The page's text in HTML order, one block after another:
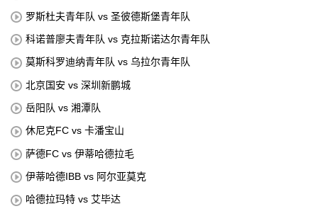
罗斯杜夫青年队 vs 圣彼德斯堡青年队
科诺普廖夫青年队 vs 克拉斯诺达尔青年队
莫斯科罗迪纳青年队 vs 乌拉尔青年队
北京国安 vs 深圳新鹏城
岳阳队 vs 湘潭队
休尼克FC vs 卡潘宝山
萨德FC vs 伊蒂哈德拉毛
伊蒂哈德IBB vs 阿尔亚莫克
哈德拉玛特 vs 艾毕达